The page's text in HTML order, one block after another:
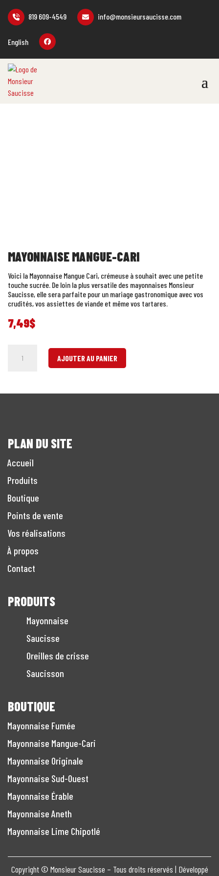
819 609-4549 info@monsieursaucisse.com
English
MAYONNAISE MANGUE-CARI
Voici la Mayonnaise Mangue Cari, crémeuse à souhait avec une petite
touche sucrée. De loin la plus versatile des mayonnaises Monsieur
Saucisse, elle sera parfaite pour un mariage gastronomique avec vos
crudités, vos assiettes de viande et même vos tartares.
7,49$
Cari
AJOUTER AU PANIER
PLAN DU SITE
Accueil
Produits
Boutique
Points de vente
Vos réalisations
À propos
Contact
PRODUITS
Mayonnaise
Saucisse
Oreilles de crisse
Saucisson
BOUTIQUE
Mayonnaise Fumée
Mayonnaise Mangue-Cari
Mayonnaise Originale
Mayonnaise Sud-Ouest
Mayonnaise Érable
Mayonnaise Aneth
Mayonnaise Lime Chipotlé
Copyright © Monsieur Saucisse – Tous droits réservés | Développé